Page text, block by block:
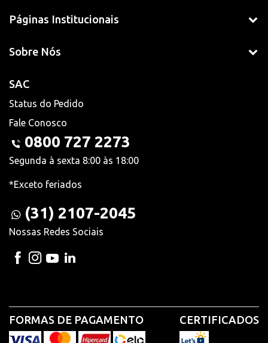
Páginas Institucionais
Sobre Nós
SAC
Status do Pedido
Fale Conosco
0800 727 2273
Segunda à sexta 8:00 às 18:00
*Exceto feriados
(31) 2107-2045
Nossas Redes Sociais
FORMAS DE PAGAMENTO CERTIFICADOS